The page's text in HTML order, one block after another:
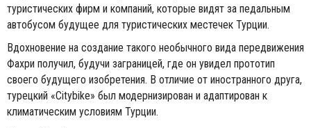
туристических фирм и компаний, которые видят за педальным
автобусом будущее для туристических местечек Турции.
Вдохновение на создание такого необычного вида передвижения
Фахри получил, будучи заграницей, где он увидел прототип
своего будущего изобретения. В отличие от иностранного друга,
турецкий «Citybike» был модернизирован и адаптирован к
климатическим условиям Турции.